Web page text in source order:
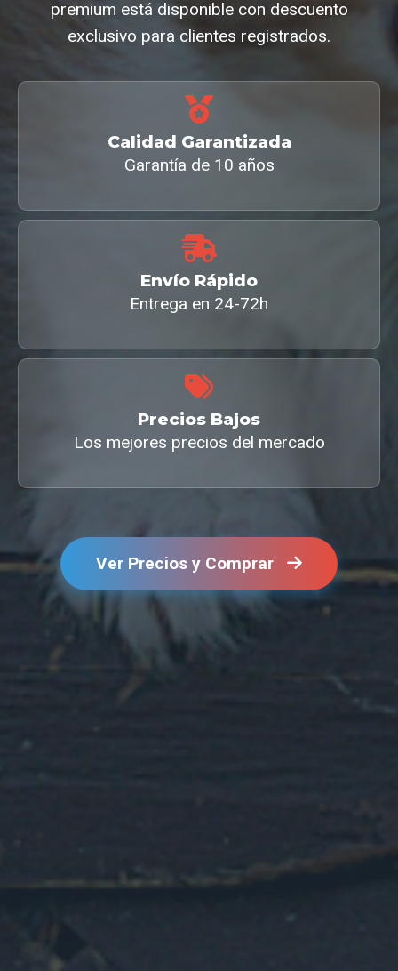
premium está disponible con descuento
exclusivo para clientes registrados.
Calidad Garantizada
Garantía de 10 años
Envío Rápido
Entrega en 24-72h
Precios Bajos
Los mejores precios del mercado
Ver Precios y Comprar